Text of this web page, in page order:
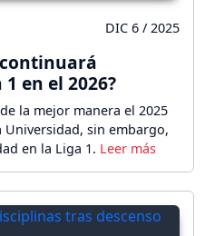
DIC 6 / 2025
en el 2026?
la mejor manera el 2025
Universidad, sin embargo,
en la Liga 1.